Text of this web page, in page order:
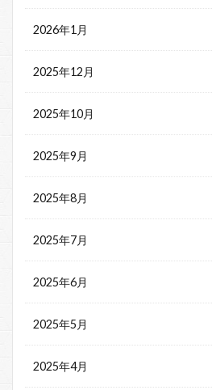
2026年1月
2025年12月
2025年10月
2025年9月
2025年8月
2025年7月
2025年6月
2025年5月
2025年4月